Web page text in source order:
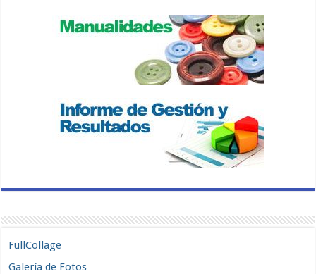
FullCollage
Galería de Fotos